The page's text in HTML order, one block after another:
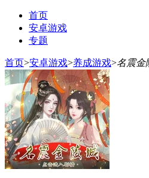
首页
安卓游戏
专题
首页>安卓游戏>养成游戏>名震金